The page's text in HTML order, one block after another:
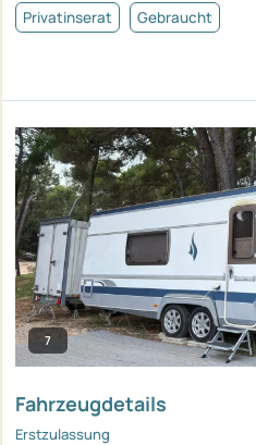
Privatinserat Gebraucht
7
Fahrzeugdetails
Erstzulassung